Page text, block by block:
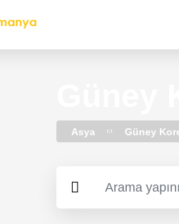
Asya Güney